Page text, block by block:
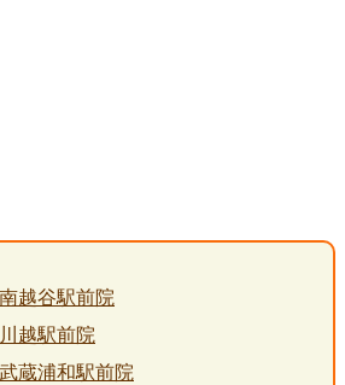
越谷駅前院
越駅前院
蔵浦和駅前院